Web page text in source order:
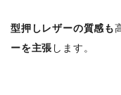
型押しレザーの質感も
ーを主張 します。